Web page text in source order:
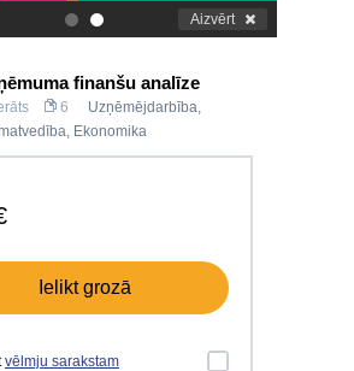
. Aizvērt
finanšu analīze
6 Uzņēmējdarbība,
, Ekonomika
Ielikt grozā
vēlmju sarakstam